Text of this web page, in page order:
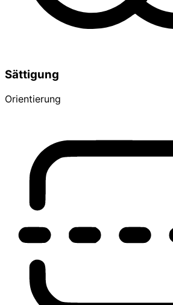
Sättigung
Orientierung